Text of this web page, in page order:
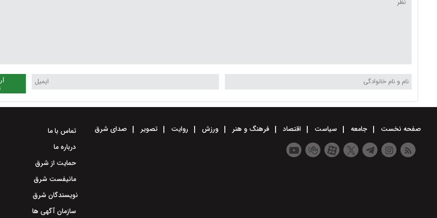
صفحه نخست جامعه سیاست اقتصاد فرهنگ و هنر ورزش روایت تصویر صدای شرق
تماس با ما
درباره ما
حمایت از شرق
مانیفست شرق
نویسندگان شرق
سازمان آگهی ها